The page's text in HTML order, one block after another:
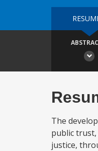
The
public trust,
justice,